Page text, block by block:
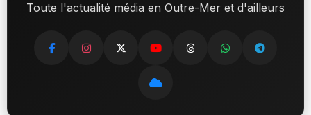
Toute l'actualité média en Outre-Mer et d'ailleurs